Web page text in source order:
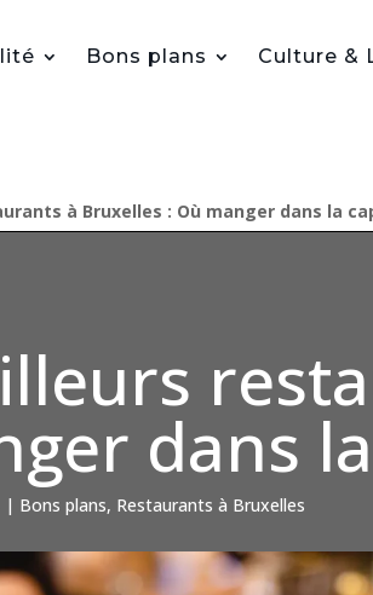
Bons plans Culture &
à Bruxelles : Où manger dans la
dans
| Bons plans, Restaurants à Bruxelles